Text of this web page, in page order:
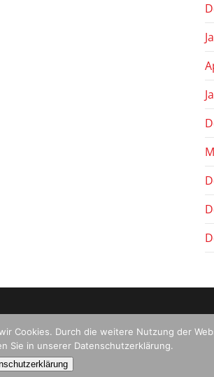
| IMPRESSUM|KONTAKT
Durch die weitere Nutzung der
Sie in unserer Datenschutzerklärung.